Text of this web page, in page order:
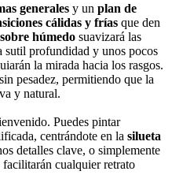
generales y un plan de
cálidas y frías que den
húmedo suavizará las
sutil profundidad y unos pocos
la mirada hacia los rasgos.
sin pesadez, permitiendo que la
y natural.
Puedes pintar
centrándote en la silueta
detalles clave, o simplemente
facilitarán cualquier retrato